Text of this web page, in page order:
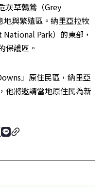
灰草鷯鶯（Grey
地與繁殖區。納里亞拉牧
Park）的東部，
保護區。
」原住民區，納里亞
他將邀請當地原住民為新